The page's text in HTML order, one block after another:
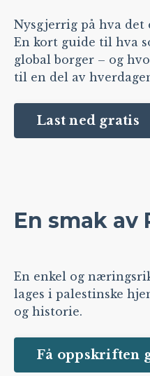
Nysgjerrig på hva det
En kort guide til hva
global borger – og
til en del av
Last ned gratis
En smak av
En enkel og
lages i palestinske
og historie.
Få oppskriften